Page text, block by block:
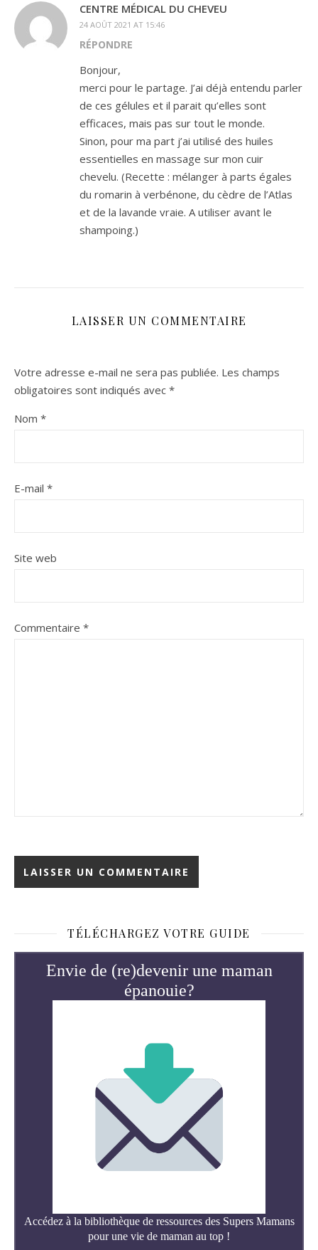
CENTRE MÉDICAL DU CHEVEU
24 AOÛT 2021 AT 15:46
RÉPONDRE
Bonjour,
merci pour le partage. J’ai déjà entendu parler
de ces gélules et il parait qu’elles sont
efficaces, mais pas sur tout le monde.
Sinon, pour ma part j’ai utilisé des huiles
essentielles en massage sur mon cuir
chevelu. (Recette : mélanger à parts égales
du romarin à verbénone, du cèdre de l’Atlas
et de la lavande vraie. A utiliser avant le
shampoing.)
LAISSER UN COMMENTAIRE
Votre adresse e-mail ne sera pas publiée. Les champs
obligatoires sont indiqués avec *
Nom *
E-mail *
Site web
Commentaire *
TÉLÉCHARGEZ VOTRE GUIDE